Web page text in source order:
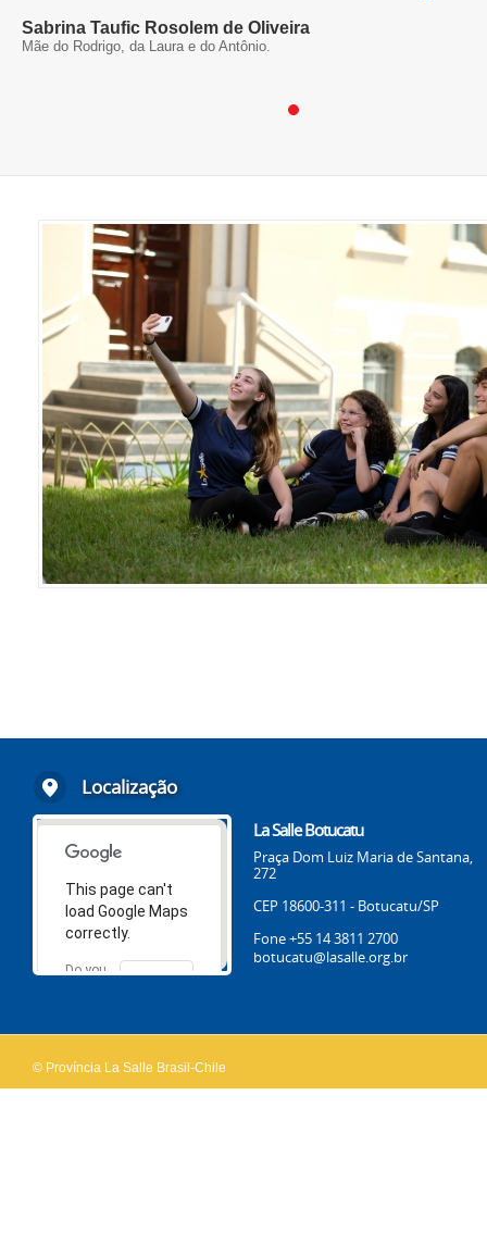
Sabrina Taufic Rosolem de Oliveira
Mãe do Rodrigo, da Laura e do Antônio.
Localização
This page can't
load Google Maps
correctly.
Do you
OK
La Salle Botucatu
Praça Dom Luiz Maria de Santana,
272
CEP 18600-311 - Botucatu/SP
Fone +55 14 3811 2700
botucatu@lasalle.org.br
© Província La Salle Brasil-Chile